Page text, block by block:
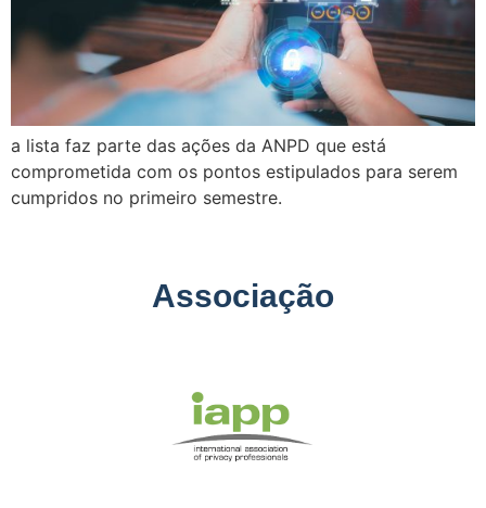
a lista faz parte das ações da ANPD que está
comprometida com os pontos estipulados para serem
cumpridos no primeiro semestre.
Associação